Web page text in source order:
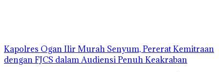
Kapolres Ogan Ilir Murah Senyum, Pererat Kemitraan
dengan FJCS dalam Audiensi Penuh Keakraban